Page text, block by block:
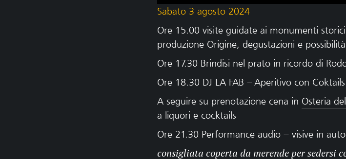
Sabato 3 agosto 2024
Ore 15.00 visite guidate ai monumenti
produzione Origine, degustazioni e
Ore 17.30 Brindisi nel prato in ricordo di
Ore 18.30 DJ LA FAB – Aperitivo con
A seguire su prenotazione cena in Osteria
a liquori e cocktails
Ore 21.30 Performance audio – visive in
consigliata coperta da merende per sedersi